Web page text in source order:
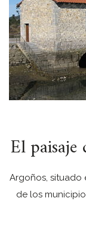
El paisaje
Argoños, situado
de los